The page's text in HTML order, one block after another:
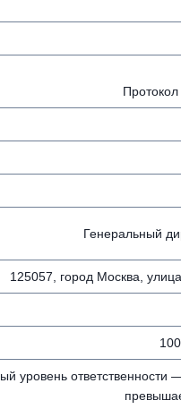
Генеральный
125057, город Москва,
уровень ответственности